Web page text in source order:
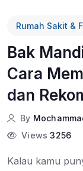
Rumah Sakit &
Bak
Cara
dan
By
Views 3256
Kalau kamu